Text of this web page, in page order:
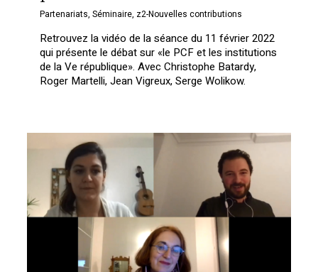
Partenariats,Séminaire, z2-Nouvelles contributions
Retrouvez la vidéo de la séance du 11 février 2022
qui présente le débat sur «le PCF et les institutions
de la Ve république». Avec Christophe Batardy,
Roger Martelli, Jean Vigreux, Serge Wolikow.